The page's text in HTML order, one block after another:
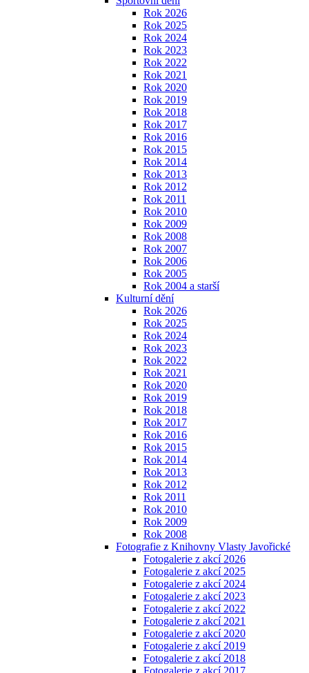
Rok 2026
Rok 2025
Rok 2024
Rok 2023
Rok 2022
Rok 2021
Rok 2020
Rok 2019
Rok 2018
Rok 2017
Rok 2016
Rok 2015
Rok 2014
Rok 2013
Rok 2012
Rok 2011
Rok 2010
Rok 2009
Rok 2008
Rok 2007
Rok 2006
Rok 2005
Rok 2004 a starší
Kulturní dění
Rok 2026
Rok 2025
Rok 2024
Rok 2023
Rok 2022
Rok 2021
Rok 2020
Rok 2019
Rok 2018
Rok 2017
Rok 2016
Rok 2015
Rok 2014
Rok 2013
Rok 2012
Rok 2011
Rok 2010
Rok 2009
Rok 2008
Fotografie z Knihovny Vlasty Javořické
Fotogalerie z akcí 2026
Fotogalerie z akcí 2025
Fotogalerie z akcí 2024
Fotogalerie z akcí 2023
Fotogalerie z akcí 2022
Fotogalerie z akcí 2021
Fotogalerie z akcí 2020
Fotogalerie z akcí 2019
Fotogalerie z akcí 2018
Fotogalerie z akcí 2017